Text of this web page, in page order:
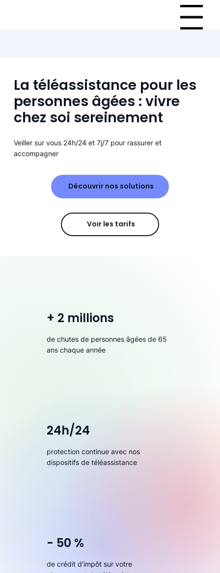
Menu
La téléassistance pour les
personnes âgées : vivre
chez soi sereinement
Veiller sur vous 24h/24 et 7j/7 pour rassurer et
accompagner
Découvrir nos solutions
Voir les tarifs
+ 2 millions
de chutes de personnes âgées de 65
ans chaque année
24h/24
protection continue avec nos
dispositifs de téléassistance
- 50 %
de crédit d'impôt sur votre